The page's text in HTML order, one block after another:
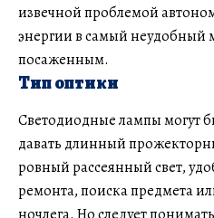
извечной проблемой
энергии в самый неудобный
посаженным.
Тип оптики
Светодиодные лампы могут
давать длинный
ровный рассеянный свет,
ремонта, поиска предмета